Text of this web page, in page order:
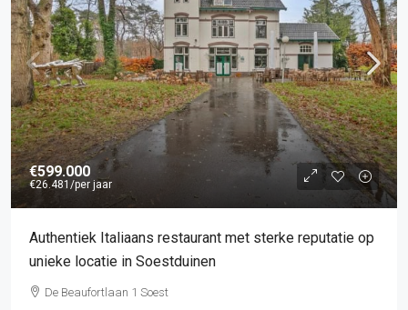
€599.000
€26.481 /per jaar
Authentiek Italiaans restaurant met sterke reputatie op
unieke locatie in Soestduinen
De Beaufortlaan 1 Soest